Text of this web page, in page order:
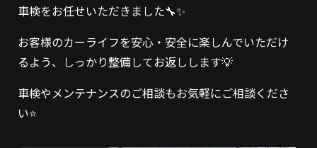
車検をお任せいただきました🔧✨
お客様のカーライフを安心・安全に楽しんでいただけ
るよう、しっかり整備してお返しします💡
車検やメンテナンスのご相談もお気軽にご相談くださ
い⭐️